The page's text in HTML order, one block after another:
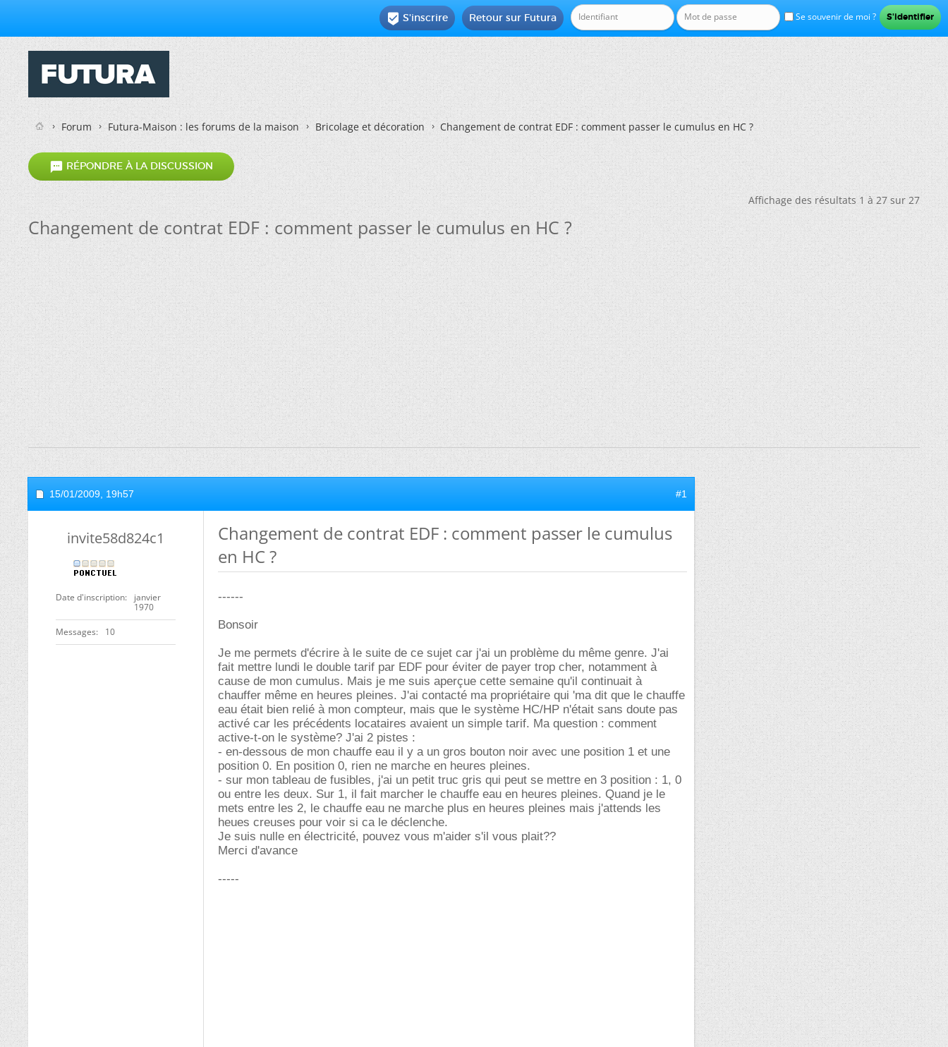
Se souvenir de moi ?
Retour sur Futura
 S'inscrire
Forum Futura-Maison : les forums de la maison Bricolage et décoration Changement de contrat EDF : comment passer le cumulus en HC ?
 RÉPONDRE À LA DISCUSSION
Affichage des résultats 1 à 27 sur 27
Changement de contrat EDF : comment passer le cumulus en HC ?
15/01/2009, 19h57 #1
invite58d824c1
Date d'inscription
janvier
1970
Messages 10
Changement de contrat EDF : comment passer le cumulus
en HC ?
------
Bonsoir
Je me permets d'écrire à le suite de ce sujet car j'ai un problème du même genre. J'ai
fait mettre lundi le double tarif par EDF pour éviter de payer trop cher, notamment à
cause de mon cumulus. Mais je me suis aperçue cette semaine qu'il continuait à
chauffer même en heures pleines. J'ai contacté ma propriétaire qui 'ma dit que le chauffe
eau était bien relié à mon compteur, mais que le système HC/HP n'était sans doute pas
activé car les précédents locataires avaient un simple tarif. Ma question : comment
active-t-on le système? J'ai 2 pistes :
- en-dessous de mon chauffe eau il y a un gros bouton noir avec une position 1 et une
position 0. En position 0, rien ne marche en heures pleines.
- sur mon tableau de fusibles, j'ai un petit truc gris qui peut se mettre en 3 position : 1, 0
ou entre les deux. Sur 1, il fait marcher le chauffe eau en heures pleines. Quand je le
mets entre les 2, le chauffe eau ne marche plus en heures pleines mais j'attends les
heues creuses pour voir si ca le déclenche.
Je suis nulle en électricité, pouvez vous m'aider s'il vous plait??
Merci d'avance
-----